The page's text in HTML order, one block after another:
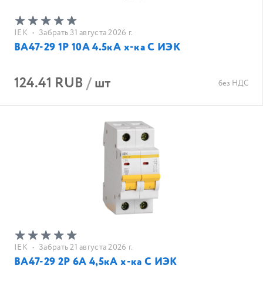
IEK • Забрать 31 августа 2026 г.
ВА47-29 1Р 10А 4.5кА х-ка С ИЭК
124.41 RUB/шт без НДС
IEK • Забрать 21 августа 2026 г.
ВА47-29 2Р 6А 4,5кА х-ка С ИЭК